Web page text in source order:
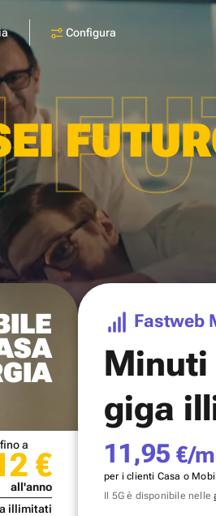
Configura
a
€
all'anno
illimitati
Fastweb
Minuti
giga
11,95 €/
per i clienti Casa o
Il 5G è disponibile nelle